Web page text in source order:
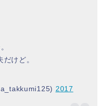
けど。
2017